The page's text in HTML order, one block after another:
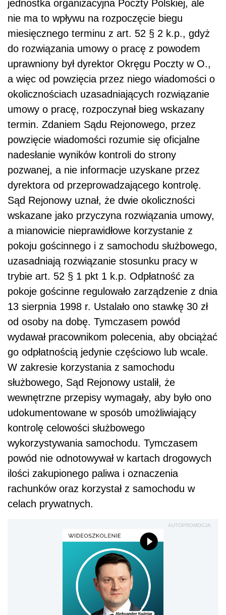
jednostka organizacyjna Poczty Polskiej, ale
nie ma to wpływu na rozpoczęcie biegu
miesięcznego terminu z art. 52 § 2 k.p., gdyż
do rozwiązania umowy o pracę z powodem
uprawniony był dyrektor Okręgu Poczty w O.,
a więc od powzięcia przez niego wiadomości o
okolicznościach uzasadniających rozwiązanie
umowy o pracę, rozpoczynał bieg wskazany
termin. Zdaniem Sądu Rejonowego, przez
powzięcie wiadomości rozumie się oficjalne
nadesłanie wyników kontroli do strony
pozwanej, a nie informacje uzyskane przez
dyrektora od przeprowadzającego kontrolę.
Sąd Rejonowy uznał, że dwie okoliczności
wskazane jako przyczyna rozwiązania umowy,
a mianowicie nieprawidłowe korzystanie z
pokoju gościnnego i z samochodu służbowego,
uzasadniają rozwiązanie stosunku pracy w
trybie art. 52 § 1 pkt 1 k.p. Odpłatność za
pokoje gościnne regulowało zarządzenie z dnia
13 sierpnia 1998 r. Ustalało ono stawkę 30 zł
od osoby na dobę. Tymczasem powód
wydawał pracownikom polecenia, aby obciążać
go odpłatnością jedynie częściowo lub wcale.
W zakresie korzystania z samochodu
służbowego, Sąd Rejonowy ustalił, że
wewnętrzne przepisy wymagały, aby było ono
udokumentowane w sposób umożliwiający
kontrolę celowości służbowego
wykorzystywania samochodu. Tymczasem
powód nie odnotowywał w kartach drogowych
ilości zakupionego paliwa i oznaczenia
rachunków oraz korzystał z samochodu w
celach prywatnych.
AUTOPROMOCJA